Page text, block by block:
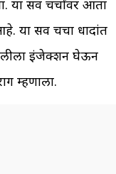
या सर्व चर्चांवर आता
या सर्व चर्चा धादांत
इंजेक्शन घेऊन
म्हणाला.